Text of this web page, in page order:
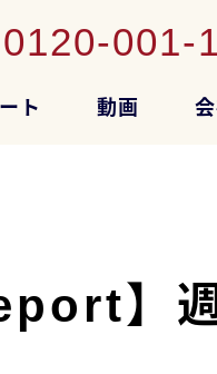
0120-001-
ト 動画
】